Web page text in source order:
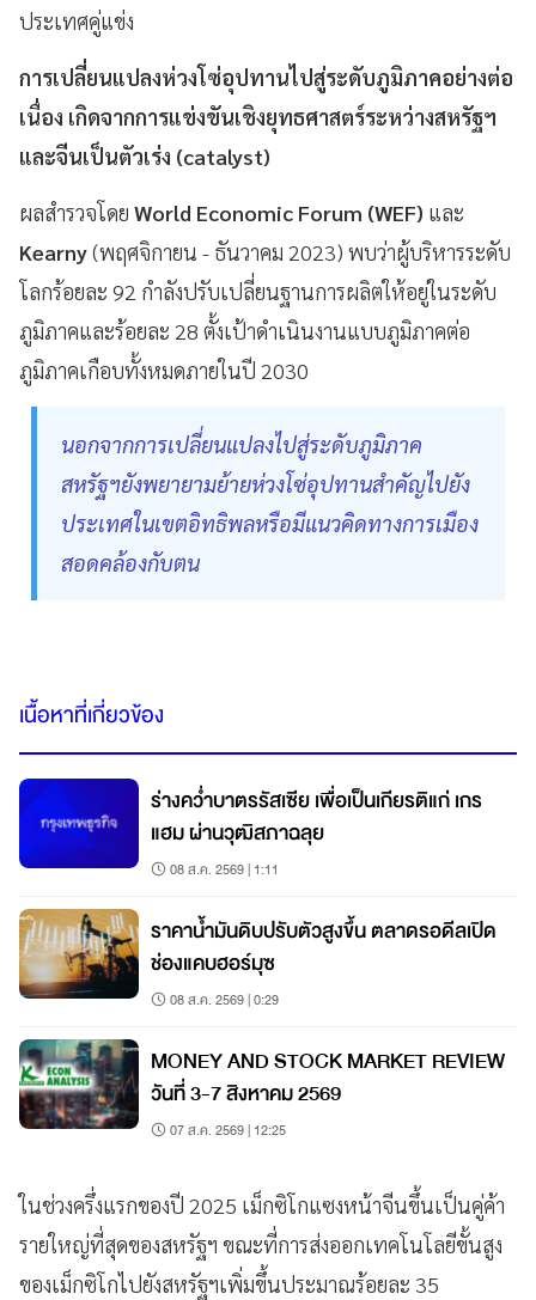
ประเทศคู่แข่ง
การเปลี่ยนแปลงห่วงโซ่อุปทานไปสู่ระดับภูมิภาคอย่างต่อ
เนื่อง เกิดจากการแข่งขันเชิงยุทธศาสตร์ระหว่างสหรัฐฯ
และจีนเป็นตัวเร่ง (catalyst)
ผลสำรวจโดย World Economic Forum (WEF) และ
Kearny(พฤศจิกายน - ธันวาคม 2023) พบว่าผู้บริหารระดับ
โลกร้อยละ 92 กำลังปรับเปลี่ยนฐานการผลิตให้อยู่ในระดับ
ภูมิภาคและร้อยละ 28 ตั้งเป้าดำเนินงานแบบภูมิภาคต่อ
ภูมิภาคเกือบทั้งหมดภายในปี 2030
นอกจากการเปลี่ยนแปลงไปสู่ระดับภูมิภาค
สหรัฐฯยังพยายามย้ายห่วงโซ่อุปทานสำคัญไปยัง
ประเทศในเขตอิทธิพลหรือมีแนวคิดทางการเมือง
สอดคล้องกับตน
เนื้อหาที่เกี่ยวข้อง
ร่างคว่ำบาตรรัสเซีย เพื่อเป็นเกียรติแก่ เกร
แฮม ผ่านวุฒิสภาฉลุย
08 ส.ค. 2569 | 1:11
ราคาน้ำมันดิบปรับตัวสูงขึ้น ตลาดรอดีลเปิด
ช่องแคบฮอร์มุซ
08 ส.ค. 2569 | 0:29
MONEY AND STOCK MARKET REVIEW
วันที่ 3-7 สิงหาคม 2569
07 ส.ค. 2569 | 12:25
ในช่วงครึ่งแรกของปี 2025 เม็กซิโกแซงหน้าจีนขึ้นเป็นคู่ค้า
รายใหญ่ที่สุดของสหรัฐฯ ขณะที่การส่งออกเทคโนโลยีขั้นสูง
ของเม็กซิโกไปยังสหรัฐฯเพิ่มขึ้นประมาณร้อยละ 35